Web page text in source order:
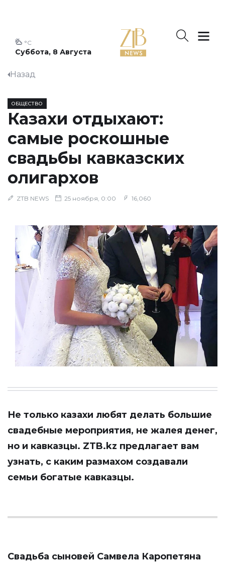
Суббота, 8 Августа
°C
Назад
ОБЩЕСТВО
Казахи отдыхают:
самые роскошные
свадьбы кавказских
олигархов
ZTB NEWS 25 ноября, 0:00 16,060
Не только казахи любят делать большие
свадебные мероприятия, не жалея денег,
но и кавказцы. ZTB.kz предлагает вам
узнать, с каким размахом создавали
семьи богатые кавказцы.
Свадьба сыновей Самвела Каропетяна